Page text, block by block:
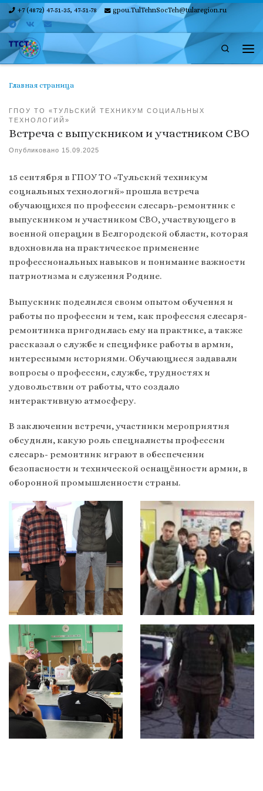
Skip to content
+7 (4872) 47-51-35, 47-51-78 gpou.TulTehnSocTeh@tularegion.ru
Search
Главная страница
ГПОУ ТО «ТУЛЬСКИЙ ТЕХНИКУМ СОЦИАЛЬНЫХ
ТЕХНОЛОГИЙ»
Встреча с выпускником и участником СВО
Опубликовано 15.09.2025
15 сентября в ГПОУ ТО «Тульский техникум
социальных технологий» прошла встреча
обучающихся по профессии слесарь-ремонтник с
выпускником и участником СВО, участвующего в
военной операции в Белгородской области, которая
вдохновила на практическое применение
профессиональных навыков и понимание важности
патриотизма и служения Родине.
Выпускник поделился своим опытом обучения и
работы по профессии и тем, как профессия слесаря-
ремонтника пригодилась ему на практике, а также
рассказал о службе и специфике работы в армии,
интересными историями. Обучающиеся задавали
вопросы о профессии, службе, трудностях и
удовольствии от работы, что создало
интерактивную атмосферу.
В заключении встречи, участники мероприятия
обсудили, какую роль специалисты профессии
слесарь- ремонтник играют в обеспечении
безопасности и технической оснащённости армии, в
оборонной промышленности страны.